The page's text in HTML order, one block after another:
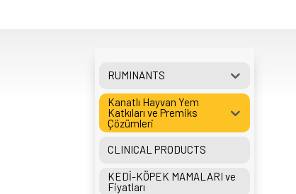
RUMINANTS
Kanatlı Hayvan Yem
Katkıları ve Premiks
Çözümleri
CLINICAL PRODUCTS
KEDİ-KÖPEK MAMALARI ve
Fiyatları